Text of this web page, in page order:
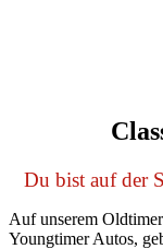
Du bist auf der
Auf unserem
Youngtimer Autos,